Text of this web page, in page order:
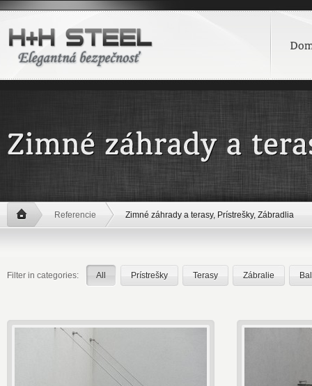
Referencie Zimné záhrady a terasy, Prístrešky, Zábradlia
Filter in categories: All Prístrešky Terasy Zábralie